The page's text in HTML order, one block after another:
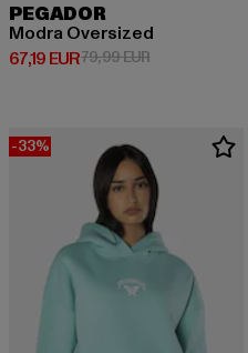
PEGADOR
Modra Oversized
67,19 EUR
Ajankohtainen hinta: 67,19 EUR
79,99 EUR
-33%